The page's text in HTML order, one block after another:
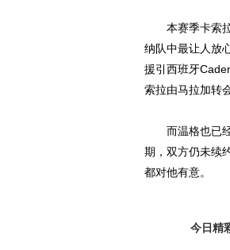
本赛季卡索拉
纳队中最让人放
援引西班牙
索拉由马拉加转
而温格也已经
期，双方仍未续
都对他有意。